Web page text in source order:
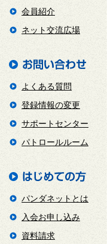
会員紹介
ネット交流広場
よくある質問
登録情報の変更
サポートセンター
パトロールルーム
パンダネットとは
入会お申し込み
資料請求